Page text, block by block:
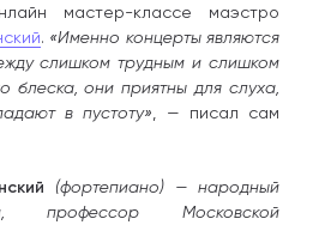
мастер-классе маэстро
. «Именно концерты являются
слишком трудным и слишком
блеска, они приятны для слуха,
в пустоту» , — писал сам
(фортепиано) — народный
профессор Московской